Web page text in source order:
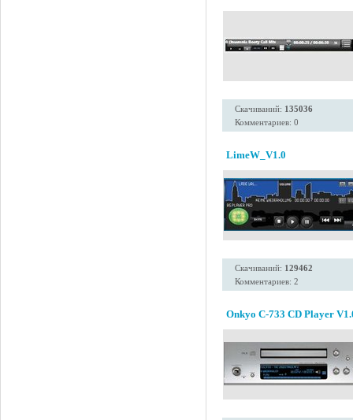
Скачиваний: 135036
Комментариев: 0
LimeW_V1.0
Скачиваний: 129462
Комментариев: 2
Onkyo C-733 CD Player